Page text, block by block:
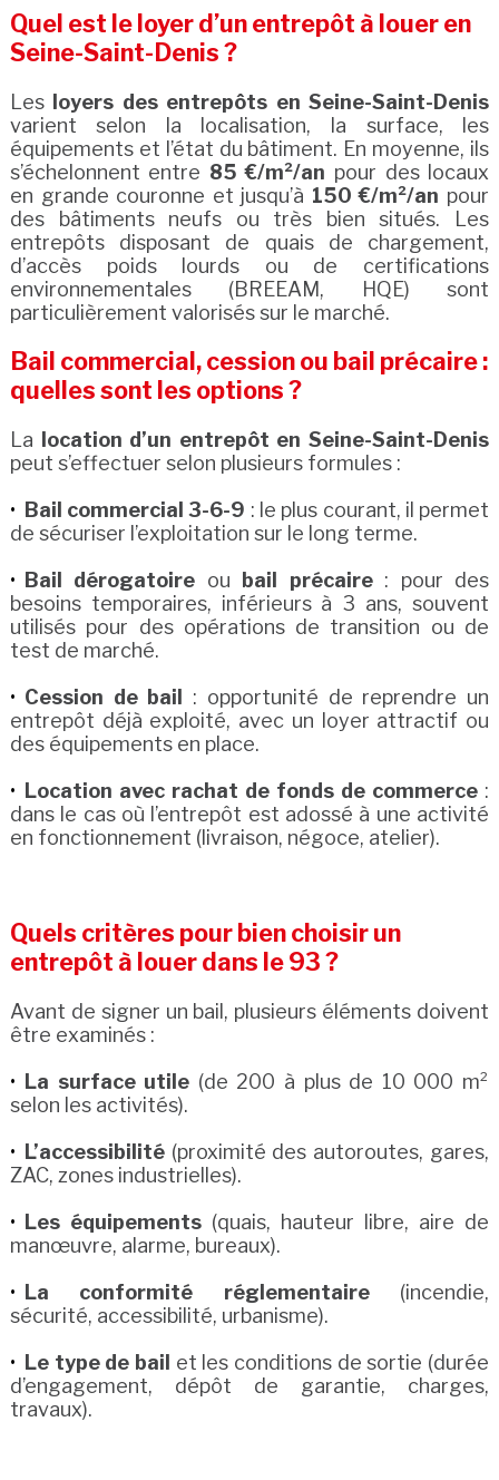
Quel est le loyer d’un entrepôt à louer en
Seine-Saint-Denis ?
Les loyers des entrepôts en Seine-Saint-Denis
varient selon la localisation, la surface, les
équipements et l’état du bâtiment. En moyenne, ils
s’échelonnent entre 85 €/m²/an pour des locaux
en grande couronne et jusqu’à 150 €/m²/an pour
des bâtiments neufs ou très bien situés. Les
entrepôts disposant de quais de chargement,
d’accès poids lourds ou de certifications
environnementales (BREEAM, HQE) sont
particulièrement valorisés sur le marché.
Bail commercial, cession ou bail précaire :
quelles sont les options ?
La location d’un entrepôt en Seine-Saint-Denis
peut s’effectuer selon plusieurs formules :
Bail commercial 3-6-9 : le plus courant, il permet
de sécuriser l’exploitation sur le long terme.
Bail dérogatoire ou bail précaire: pour des
besoins temporaires, inférieurs à 3 ans, souvent
utilisés pour des opérations de transition ou de
test de marché.
Cession de bail : opportunité de reprendre un
entrepôt déjà exploité, avec un loyer attractif ou
des équipements en place.
Location avec rachat de fonds de commerce :
dans le cas où l’entrepôt est adossé à une activité
en fonctionnement (livraison, négoce, atelier).
Quels critères pour bien choisir un
entrepôt à louer dans le 93 ?
Avant de signer un bail, plusieurs éléments doivent
être examinés :
La surface utile (de 200 à plus de 10 000 m²
selon les activités).
L’accessibilité(proximité des autoroutes, gares,
ZAC, zones industrielles).
Les équipements(quais, hauteur libre, aire de
manœuvre, alarme, bureaux).
La conformité réglementaire(incendie,
sécurité, accessibilité, urbanisme).
Le type de bail et les conditions de sortie (durée
d’engagement, dépôt de garantie, charges,
travaux).